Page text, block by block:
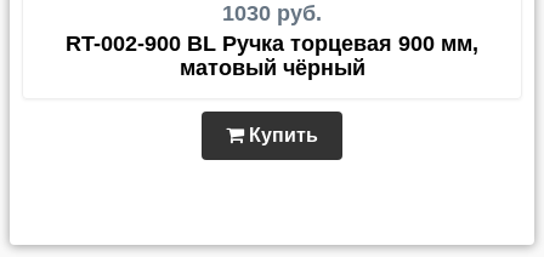
1030 руб.
RT-002-900 BL Ручка торцевая 900 мм,
матовый чёрный
Купить